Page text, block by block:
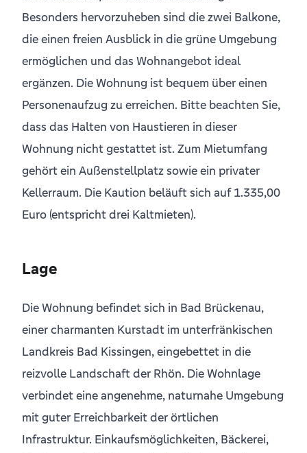
Besonders hervorzuheben sind die zwei Balkone,
die einen freien Ausblick in die grüne Umgebung
ermöglichen und das Wohnangebot ideal
ergänzen. Die Wohnung ist bequem über einen
Personenaufzug zu erreichen. Bitte beachten Sie,
dass das Halten von Haustieren in dieser
Wohnung nicht gestattet ist. Zum Mietumfang
gehört ein Außenstellplatz sowie ein privater
Kellerraum. Die Kaution beläuft sich auf 1.335,00
Euro (entspricht drei Kaltmieten).
Lage
Die Wohnung befindet sich in Bad Brückenau,
einer charmanten Kurstadt im unterfränkischen
Landkreis Bad Kissingen, eingebettet in die
reizvolle Landschaft der Rhön. Die Wohnlage
verbindet eine angenehme, naturnahe Umgebung
mit guter Erreichbarkeit der örtlichen
Infrastruktur. Einkaufsmöglichkeiten, Bäckerei,